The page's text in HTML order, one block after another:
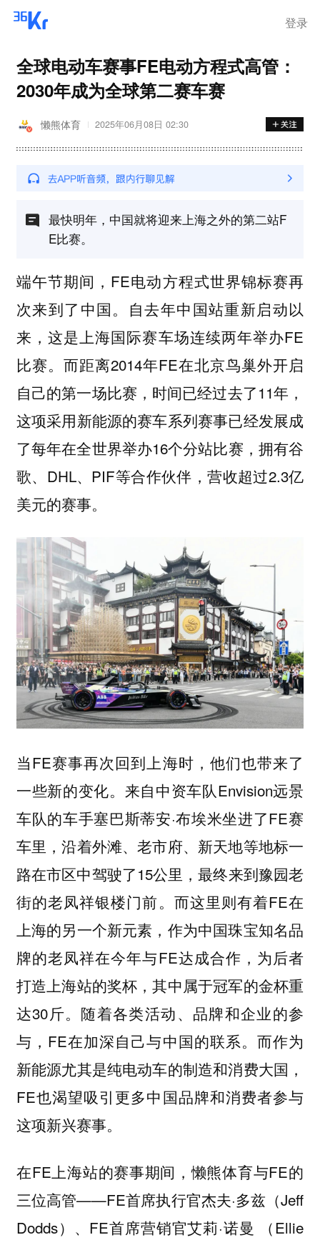
登录
全球电动车赛事FE电动方程式高管：
2030年成为全球第二赛车赛
懒熊体育 2025年06月08日 02:30
最快明年，中国就将迎来上海之外的第二站F
E比赛。
端午节期间，FE电动方程式世界锦标赛再
次来到了中国。自去年中国站重新启动以
来，这是上海国际赛车场连续两年举办FE
比赛。而距离2014年FE在北京鸟巢外开启
自己的第一场比赛，时间已经过去了11年，
这项采用新能源的赛车系列赛事已经发展成
了每年在全世界举办16个分站比赛，拥有谷
歌、DHL、PIF等合作伙伴，营收超过2.3亿
美元的赛事。
当FE赛事再次回到上海时，他们也带来了
一些新的变化。来自中资车队Envision远景
车队的车手塞巴斯蒂安·布埃米坐进了FE赛
车里，沿着外滩、老市府、新天地等地标一
路在市区中驾驶了15公里，最终来到豫园老
街的老凤祥银楼门前。而这里则有着FE在
上海的另一个新元素，作为中国珠宝知名品
牌的老凤祥在今年与FE达成合作，为后者
打造上海站的奖杯，其中属于冠军的金杯重
达30斤。随着各类活动、品牌和企业的参
与，FE在加深自己与中国的联系。而作为
新能源尤其是纯电动车的制造和消费大国，
FE也渴望吸引更多中国品牌和消费者参与
这项新兴赛事。
在FE上海站的赛事期间，懒熊体育与FE的
三位高管——FE首席执行官杰夫·多兹（Jeff
Dodds）、FE首席营销官艾莉·诺曼 （Ellie